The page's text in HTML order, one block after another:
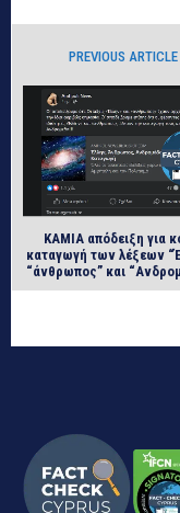
PREVIOUS ARTICLE
ΚΑΜΙΑ απόδειξη για
καταγωγή των λέξεων
“άνθρωπος” και